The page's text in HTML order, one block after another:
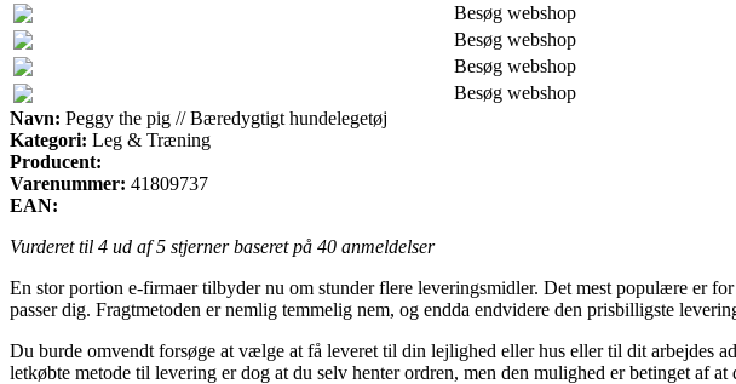
Besøg webshop
Besøg webshop
Besøg webshop
Besøg webshop
Navn: Peggy the pig // Bæredygtigt hundelegetøj
Kategori: Leg & Træning
Producent:
Varenummer: 41809737
EAN:
Vurderet til 4 ud af 5 stjerner baseret på 40 anmeldelser
En stor portion e-firmaer tilbyder nu om stunder flere leveringsmidler. Det mest populære er
passer dig. Fragtmetoden er nemlig temmelig nem, og endda endvidere den prisbilligste
Du burde omvendt forsøge at vælge at få leveret til din lejlighed eller hus eller til dit arbejdes
letkøbte metode til levering er dog at du selv henter ordren, men den mulighed er betinget af